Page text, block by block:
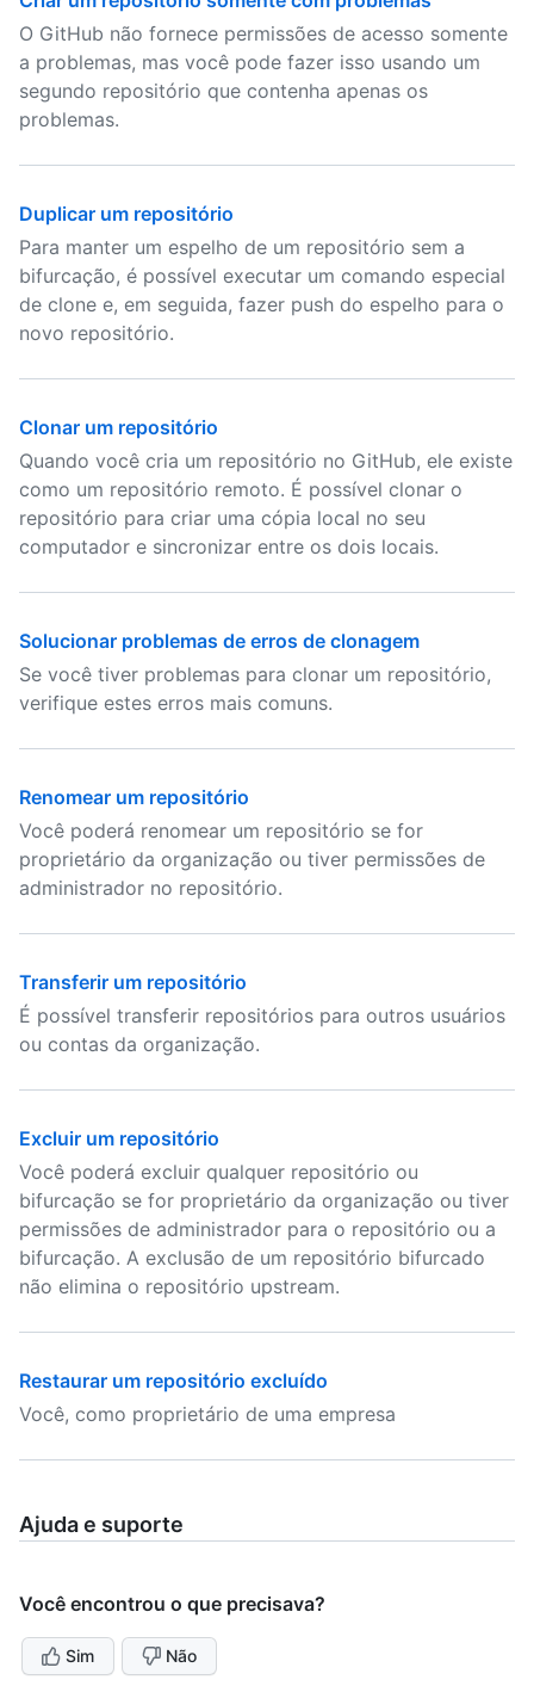
O GitHub não fornece permissões de acesso somente
a problemas, mas você pode fazer isso usando um
segundo repositório que contenha apenas os
problemas.
Duplicar um repositório
Para manter um espelho de um repositório sem a
bifurcação, é possível executar um comando especial
de clone e, em seguida, fazer push do espelho para o
novo repositório.
Clonar um repositório
Quando você cria um repositório no GitHub, ele existe
como um repositório remoto. É possível clonar o
repositório para criar uma cópia local no seu
computador e sincronizar entre os dois locais.
Solucionar problemas de erros de clonagem
Se você tiver problemas para clonar um repositório,
verifique estes erros mais comuns.
Renomear um repositório
Você poderá renomear um repositório se for
proprietário da organização ou tiver permissões de
administrador no repositório.
Transferir um repositório
É possível transferir repositórios para outros usuários
ou contas da organização.
Excluir um repositório
Você poderá excluir qualquer repositório ou
bifurcação se for proprietário da organização ou tiver
permissões de administrador para o repositório ou a
bifurcação. A exclusão de um repositório bifurcado
não elimina o repositório upstream.
Restaurar um repositório excluído
Você, como proprietário de uma empresa
Ajuda e suporte
Você encontrou o que precisava?
Sim Não